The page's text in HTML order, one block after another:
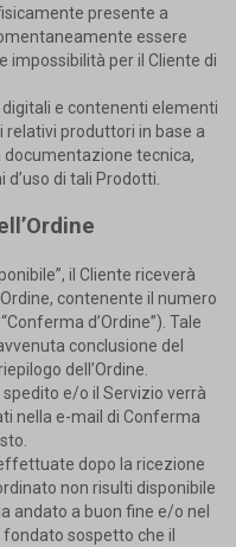
presente a
essere
impossibilità per il Cliente di
digitali e contenenti elementi
produttori in base a
tecnica,
di tali Prodotti.
il Cliente riceverà
contenente il numero
d’Ordine”). Tale
conclusione del
dell’Ordine.
e/o il Servizio verrà
nella e-mail di Conferma
dopo la ricezione
non risulti disponibile
andato a buon fine e/o nel
sospetto che il